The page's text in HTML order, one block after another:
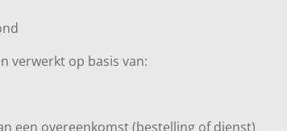
verwerkt op basis van:
een overeenkomst (bestelling of dienst)